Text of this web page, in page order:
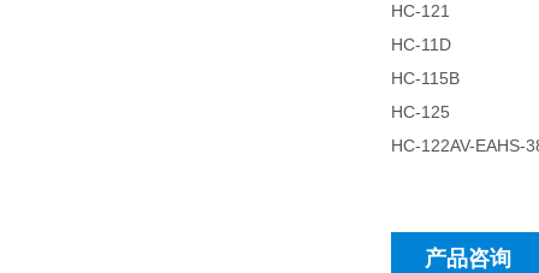
HC-121
HC-11D
HC-115B
HC-125
HC-122AV-EAHS-
产品咨询